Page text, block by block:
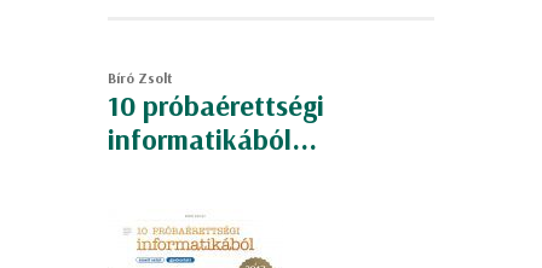
Bíró Zsolt
10 próbaérettségi
informatikából...